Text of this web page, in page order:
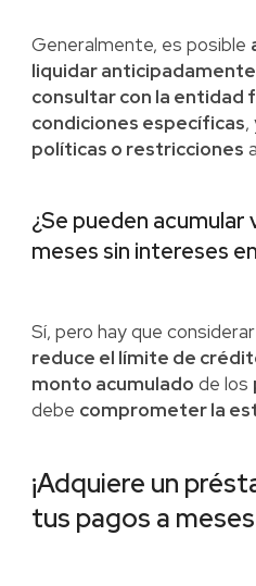
Generalmente, es posible
liquidar anticipadamente
consultar con la entidad
condiciones específicas,
políticas o restricciones
¿Se pueden acumular
meses sin intereses
Sí, pero hay que
reduce el límite de
monto acumulado de los
debe comprometer la
¡Adquiere un
tus pagos a